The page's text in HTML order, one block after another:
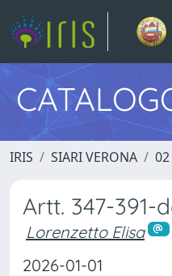
IRIS SIARI VERONA
Artt. 347-391-
Lorenzetto Elisa
2026-01-01